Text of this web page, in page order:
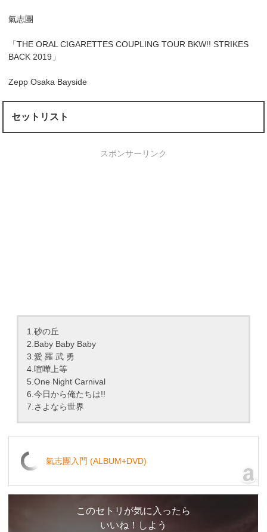
氣志團
「THE ORAL CIGARETTES COUPLING TOUR BKW!! STRIKES
BACK 2019」
Zepp Osaka Bayside
セットリスト
スポンサーリンク
1.砂の丘
2.Baby Baby Baby
3.愛 羅 武 勇
4.喧嘩上等
5.One Night Carnival
6.今日から俺たちは!!
7.さよなら世界
氣志團入門 (ALBUM+DVD)
このセトリが気に入ったら
いいね！しよう